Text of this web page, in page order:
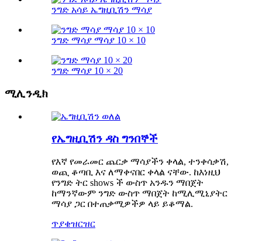
ንግድ አሳይ ኤግዚቢሽን ማሳያ
ንግድ ማሳያ ማሳያ 10 × 10
ንግድ ማሳያ 10 × 20
ሚሊንዲክ
የኤግዚቢሽን ዳስ ግንበኞች
የእኛ የመራመር ጨርቃ ማሳያችን ቀላል, ተንቀሳቃሽ,
ወጪ ቆጣቢ እና ለማቀናበር ቀላል ናቸው. ከእነዚህ
የንግድ ትር shows ች ውስጥ አንዱን ማበጀት
ከማንኛውም ንግድ ውስጥ ማበጀት ከሚሊሚኒያትር
ማሳያ ጋር በተጠቃሚዎችዎ ላይ ይቆማል.
ጥያቄዝርዝር